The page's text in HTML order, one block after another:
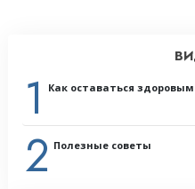
1 Как оставаться
2 Полезные советы